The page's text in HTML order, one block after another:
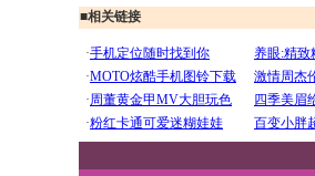
■相关链接